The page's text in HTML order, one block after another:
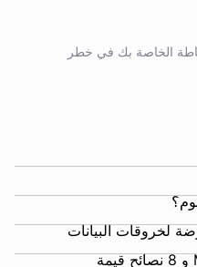
الخاصة بك في خطر
لخروقات البيانات